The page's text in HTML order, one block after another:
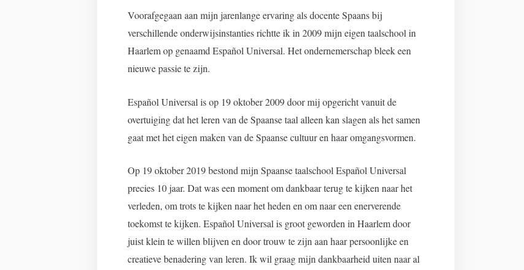
Voorafgegaan aan mijn jarenlange ervaring als docente Spaans bij
verschillende onderwijsinstanties richtte ik in 2009 mijn eigen taalschool in
Haarlem op genaamd Español Universal. Het ondernemerschap bleek een
nieuwe passie te zijn.
Español Universal is op 19 oktober 2009 door mij opgericht vanuit de
overtuiging dat het leren van de Spaanse taal alleen kan slagen als het samen
gaat met het eigen maken van de Spaanse cultuur en haar omgangsvormen.
Op 19 oktober 2019 bestond mijn Spaanse taalschool Español Universal
precies 10 jaar. Dat was een moment om dankbaar terug te kijken naar het
verleden, om trots te kijken naar het heden en om naar een enerverende
toekomst te kijken. Español Universal is groot geworden in Haarlem door
juist klein te willen blijven en door trouw te zijn aan haar persoonlijke en
creatieve benadering van leren. Ik wil graag mijn dankbaarheid uiten naar al